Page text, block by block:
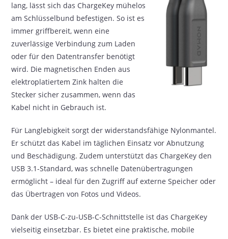
lang, lässt sich das ChargeKey mühelos
am Schlüsselbund befestigen. So ist es
immer griffbereit, wenn eine
zuverlässige Verbindung zum Laden
oder für den Datentransfer benötigt
wird. Die magnetischen Enden aus
elektroplatiertem Zink halten die
Stecker sicher zusammen, wenn das
Kabel nicht in Gebrauch ist.
Für Langlebigkeit sorgt der widerstandsfähige Nylonmantel.
Er schützt das Kabel im täglichen Einsatz vor Abnutzung
und Beschädigung. Zudem unterstützt das ChargeKey den
USB 3.1-Standard, was schnelle Datenübertragungen
ermöglicht – ideal für den Zugriff auf externe Speicher oder
das Übertragen von Fotos und Videos.
Dank der USB-C-zu-USB-C-Schnittstelle ist das ChargeKey
vielseitig einsetzbar. Es bietet eine praktische, mobile